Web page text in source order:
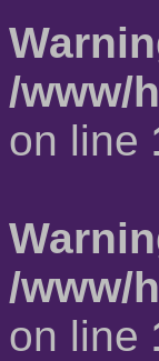
/www/
on line
/www/
on line